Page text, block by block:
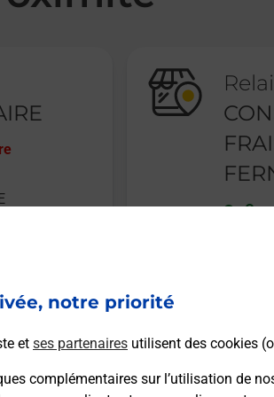
notre priorité
et ses partenaires utilisent des cookies
complémentaires sur l’utilisation de